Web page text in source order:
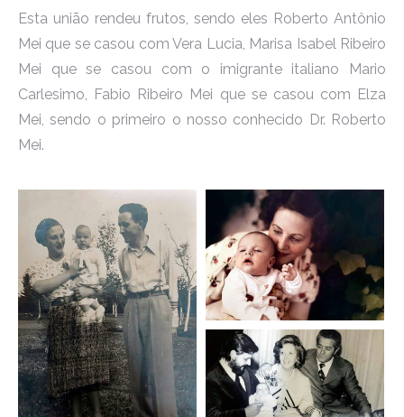
Esta união rendeu frutos, sendo eles Roberto Antônio
Mei que se casou com Vera Lucia, Marisa Isabel Ribeiro
Mei que se casou com o imigrante italiano Mario
Carlesimo, Fabio Ribeiro Mei que se casou com Elza
Mei, sendo o primeiro o nosso conhecido Dr. Roberto
Mei.